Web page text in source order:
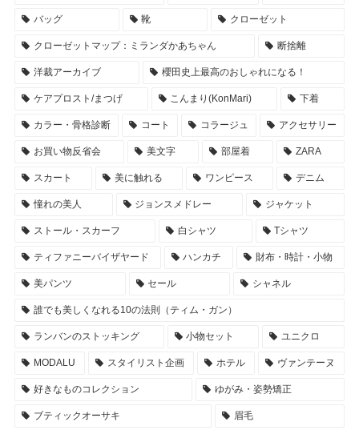
バッグ 靴 クローゼット
クローゼットマップ：ミランダかあちゃん 断捨離
洋裁アーカイブ 櫻田史上最高のおしゃれになる！
ケアプロスト/まつげ こんまり(KonMari) 下着
カラー・骨格診断 コート コラージュ アクセサリー
お買い物反省会 美文字 部屋着 ZARA
スカート 美に触れる ワンピース デニム
憧れの美人 ジョンスメドレー ジャケット
ストール・スカーフ 白シャツ Tシャツ
ティファニーバイザヤード ハンカチ 財布・時計・小物
美パンツ セール シャネル
誰でも美しくなれる10の法則（ティム・ガン）
ランバンのストッキング 小物セット ユニクロ
MODALU スタイリスト企画 ホテル ヴァンテーヌ
好きなものコレクション ゆがみ・姿勢矯正
ブティックオーサキ 眉毛